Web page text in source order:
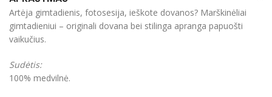
Artėja gimtadienis, fotosesija, ieškote dovanos? Marškinėliai
gimtadieniui – originali dovana bei stilinga apranga papuošti
vaikučius.
Sudėtis:
100% medvilnė.